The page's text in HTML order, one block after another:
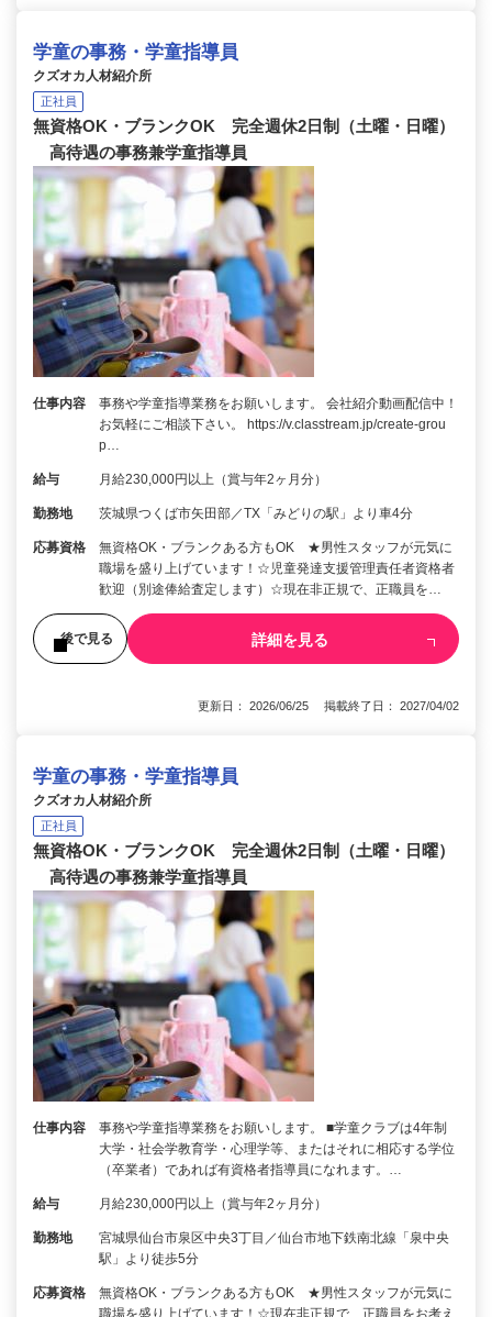
学童の事務・学童指導員
クズオカ人材紹介所
正社員
無資格OK・ブランクOK 完全週休2日制（土曜・日曜）
高待遇の事務兼学童指導員
仕事内容
事務や学童指導業務をお願いします。 会社紹介動画配信中！
お気軽にご相談下さい。 https://v.classtream.jp/create-grou
p…
給与 月給230,000円以上（賞与年2ヶ月分）
勤務地 茨城県つくば市矢田部／TX「みどりの駅」より車4分
応募資格
無資格OK・ブランクある方もOK ★男性スタッフが元気に
職場を盛り上げています！☆児童発達支援管理責任者資格者
歓迎（別途俸給査定します）☆現在非正規で、正職員を…
後で見る 詳細を見る
更新日： 2026/06/25 掲載終了日： 2027/04/02
学童の事務・学童指導員
クズオカ人材紹介所
正社員
無資格OK・ブランクOK 完全週休2日制（土曜・日曜）
高待遇の事務兼学童指導員
仕事内容
事務や学童指導業務をお願いします。 ■学童クラブは4年制
大学・社会学教育学・心理学等、またはそれに相応する学位
（卒業者）であれば有資格者指導員になれます。…
給与 月給230,000円以上（賞与年2ヶ月分）
勤務地
宮城県仙台市泉区中央3丁目／仙台市地下鉄南北線「泉中央
駅」より徒歩5分
応募資格
無資格OK・ブランクある方もOK ★男性スタッフが元気に
職場を盛り上げています！☆現在非正規で、正職員をお考え